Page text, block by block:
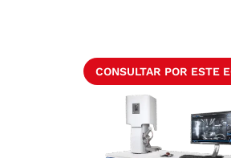
CONSULTAR POR ESTE